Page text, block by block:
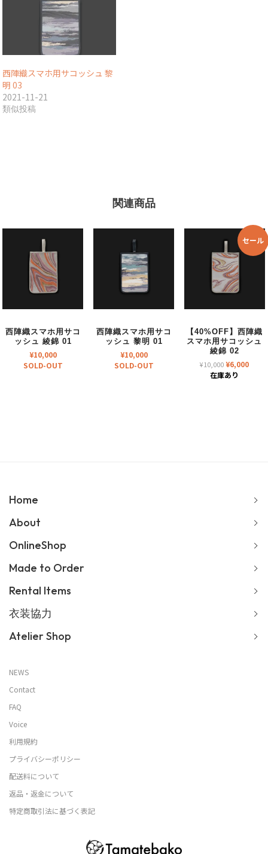
西陣織スマホ用サコッシュ 黎
明 03
2021-11-21
類似投稿
関連商品
西陣織スマホ用サコ
ッシュ 綾錦 01
¥10,000
SOLD-OUT
西陣織スマホ用サコ
ッシュ 黎明 01
¥10,000
SOLD-OUT
セール
【40%OFF】西陣織
スマホ用サコッシュ
綾錦 02
¥10,000元
の
¥6,000現
在庫あり
Home
About
OnlineShop
Made to Order
Rental Items
衣装協力
Atelier Shop
NEWS
Contact
FAQ
Voice
利用規約
プライバシーポリシー
配送料について
返品・返金について
特定商取引法に基づく表記